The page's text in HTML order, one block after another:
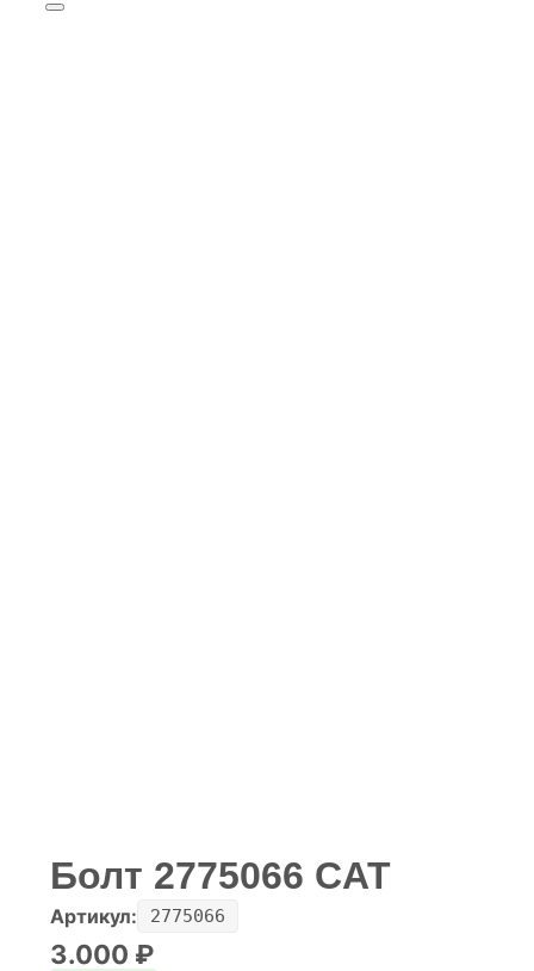
Болт 2775066 CAT
Артикул: 2775066
3.000 ₽